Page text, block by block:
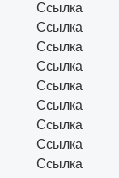
Ссылка
Ссылка
Ссылка
Ссылка
Ссылка
Ссылка
Ссылка
Ссылка
Ссылка